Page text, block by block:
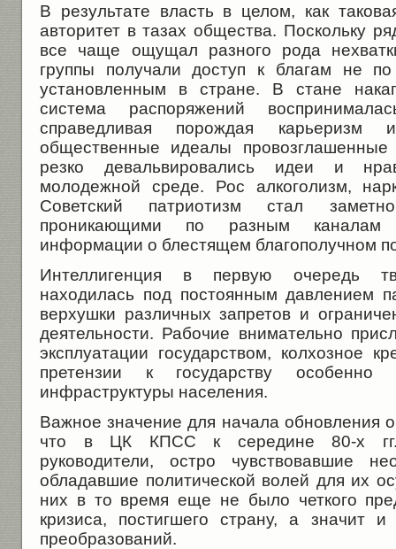
В результате власть в целом, как
авторитет в тазах общества. Поскольку
все чаще ощущал разного рода
группы получали доступ к благам не
установленным в стране. В стане
система распоряжений
справедливая порождая
общественные идеалы провозглашенные
резко девальвировались идеи и
молодежной среде. Рос алкоголизм,
Советский патриотизм стал
проникающими по разным каналам
информации о блестящем благополучном
Интеллигенция в первую очередь
находилась под постоянным давлением
верхушки различных запретов и
деятельности. Рабочие внимательно
эксплуатации государством, колхозное
претензии к государству
инфраструктуры населения.
Важное значение для начала обновления
что в ЦК КПСС к середине 80-х гг.
руководители, остро чувствовавшие
обладавшие политической волей для их
них в то время еще не было четкого
кризиса, постигшего страну, а значит
преобразований.